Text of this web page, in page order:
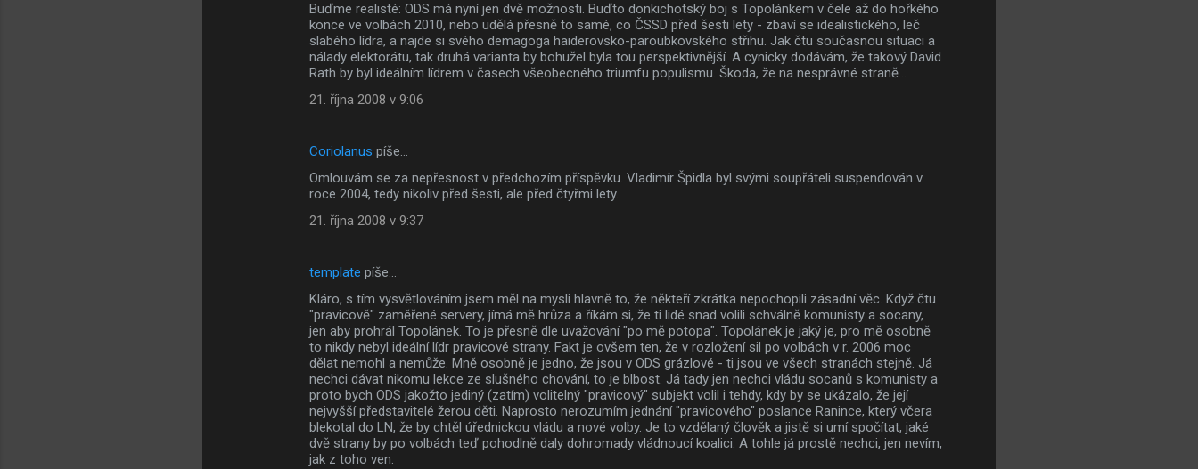
Buďme realisté: ODS má nyní jen dvě možnosti. Buďto donkichotský boj s Topolánkem v čele až do hořkého
konce ve volbách 2010, nebo udělá přesně to samé, co ČSSD před šesti lety - zbaví se idealistického, leč
slabého lídra, a najde si svého demagoga haiderovsko-paroubkovského střihu. Jak čtu současnou situaci a
nálady elektorátu, tak druhá varianta by bohužel byla tou perspektivnější. A cynicky dodávám, že takový David
Rath by byl ideálním lídrem v časech všeobecného triumfu populismu. Škoda, že na nesprávné straně...
21. října 2008 v 9:06
Coriolanus píše…
Omlouvám se za nepřesnost v předchozím příspěvku. Vladimír Špidla byl svými soupřáteli suspendován v
roce 2004, tedy nikoliv před šesti, ale před čtyřmi lety.
21. října 2008 v 9:37
template píše…
Kláro, s tím vysvětlováním jsem měl na mysli hlavně to, že někteří zkrátka nepochopili zásadní věc. Když čtu
"pravicově" zaměřené servery, jímá mě hrůza a říkám si, že ti lidé snad volili schválně komunisty a socany,
jen aby prohrál Topolánek. To je přesně dle uvažování "po mě potopa". Topolánek je jaký je, pro mě osobně
to nikdy nebyl ideální lídr pravicové strany. Fakt je ovšem ten, že v rozložení sil po volbách v r. 2006 moc
dělat nemohl a nemůže. Mně osobně je jedno, že jsou v ODS grázlové - ti jsou ve všech stranách stejně. Já
nechci dávat nikomu lekce ze slušného chování, to je blbost. Já tady jen nechci vládu socanů s komunisty a
proto bych ODS jakožto jediný (zatím) volitelný "pravicový" subjekt volil i tehdy, kdy by se ukázalo, že její
nejvyšší představitelé žerou děti. Naprosto nerozumím jednání "pravicového" poslance Ranince, který včera
blekotal do LN, že by chtěl úřednickou vládu a nové volby. Je to vzdělaný člověk a jistě si umí spočítat, jaké
dvě strany by po volbách teď pohodlně daly dohromady vládnoucí koalici. A tohle já prostě nechci, jen nevím,
jak z toho ven.